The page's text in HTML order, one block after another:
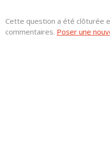
Cette question a été clôturée
commentaires. Poser une